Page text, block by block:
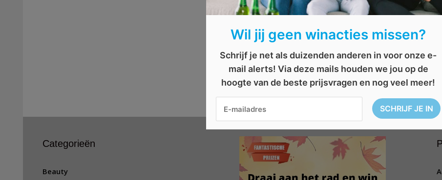
Categorieën
Beauty
Wil jij geen winacties missen?
Schrijf je net als duizenden anderen in voor onze e-
mail alerts! Via deze mails houden we jou op de
hoogte van de beste prijsvragen en nog veel meer!